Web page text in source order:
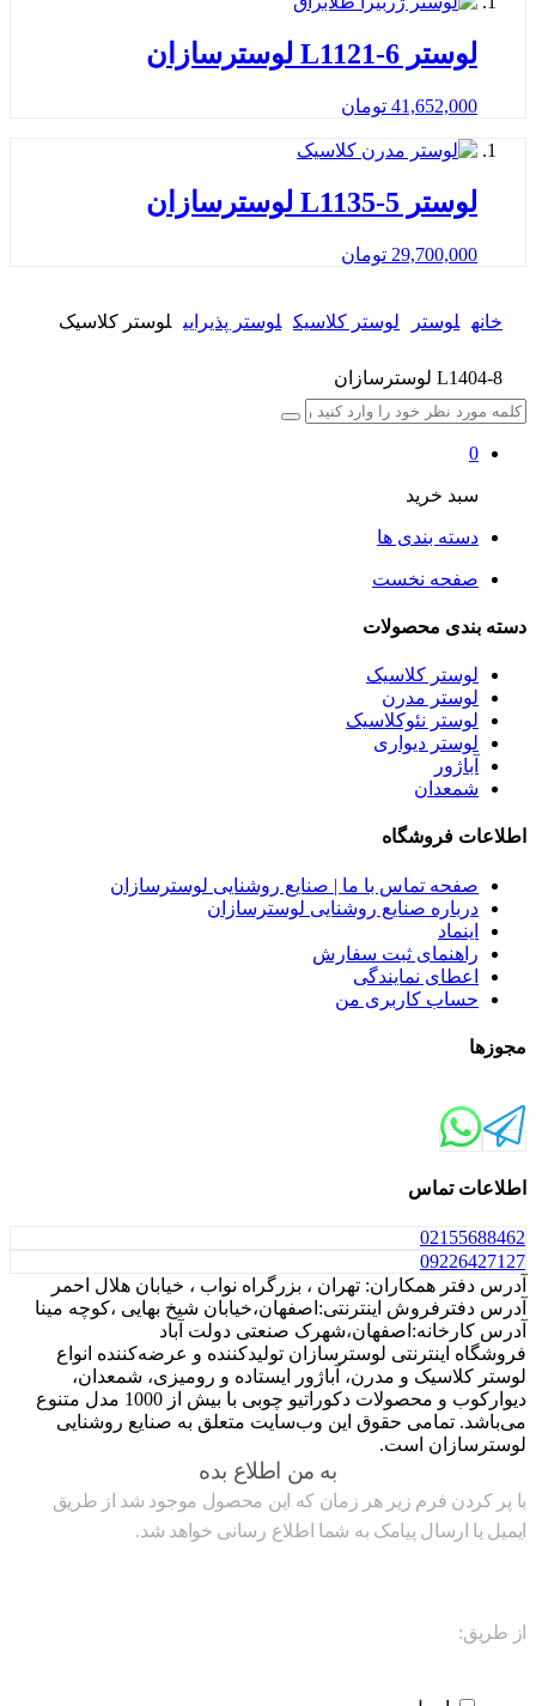
لوستر L1121-6 لوسترسازان
41,652,000 تومان
لوستر L1135-5 لوسترسازان
29,700,000 تومان
خانه لوستر لوستر کلاسیک لوستر پذیرایی لوستر کلاسیک
L1404-8 لوسترسازان
0
سبد خرید
دسته بندی ها
صفحه نخست
دسته بندی محصولات
لوستر کلاسیک
لوستر مدرن
لوستر نئوکلاسیک
لوستر دیواری
آباژور
شمعدان
اطلاعات فروشگاه
صفحه تماس با ما | صنایع روشنایی لوسترسازان
درباره صنایع روشنایی لوسترسازان
اینماد
راهنمای ثبت سفارش
اعطای نمایندگی
حساب کاربری من
مجوزها
اطلاعات تماس
021 55688462
09226427127
آدرس دفتر همکاران: تهران ، بزرگراه نواب ، خیابان هلال احمر
آدرس دفترفروش اینترنتی:اصفهان،خیابان شیخ بهایی ،کوچه مینا
آدرس کارخانه:اصفهان،شهرک صنعتی دولت آباد
فروشگاه اینترنتی لوسترسازان تولیدکننده و عرضه‌کننده انواع
لوستر کلاسیک و مدرن، آباژور ایستاده و رومیزی، شمعدان،
دیوارکوب و محصولات دکوراتیو چوبی با بیش از 1000 مدل متنوع
می‌باشد. تمامی حقوق این وب‌سایت متعلق به صنایع روشنایی
لوسترسازان است.
به من اطلاع بده
با پر کردن فرم زیر هر زمان که این محصول موجود شد از طریق
ایمیل یا ارسال پیامک به شما اطلاع رسانی خواهد شد.
از طریق: